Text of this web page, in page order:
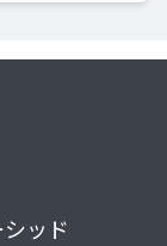
ッド